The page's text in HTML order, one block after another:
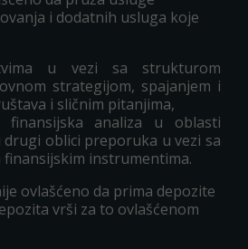
i dodatnih usluga koje
u vezi sa strukturom
strategijom, spajanjem i
i sličnim pitanjima,
finansijska analiza u oblasti
oblici preporuka u vezi sa
instrumentima.
ovlašćeno da prima depozite
vrši za to ovlašćenom